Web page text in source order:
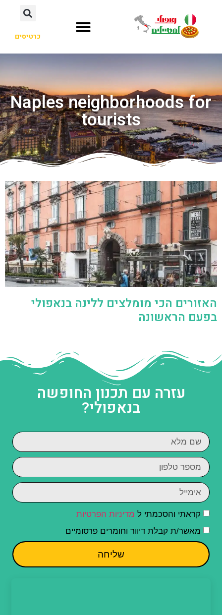
כרטיסים
Naples neighborhoods for
tourists
האזורים הכי מומלצים ללינה בנאפולי
בפעם הראשונה
עזרה עם תכנון החופשה
בנאפולי?
קראתי והסכמתי ל מדיניות הפרטיות
מאשר/ת קבלת דיוור וחומרים פרסומיים
שליחה